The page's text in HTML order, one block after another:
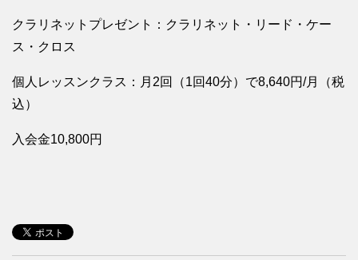
クラリネットプレゼント：クラリネット・リード・ケー
ス・クロス
個人レッスンクラス：月2回（1回40分）で8,640円/月（税
込）
入会金10,800円